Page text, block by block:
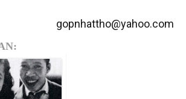
gopnhattho@yahoo.com